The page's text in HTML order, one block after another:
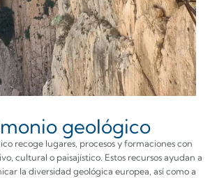
geológico
recoge lugares, procesos y formaciones con
cultural o paisajístico. Estos recursos ayudan a
la diversidad geológica europea, así como a